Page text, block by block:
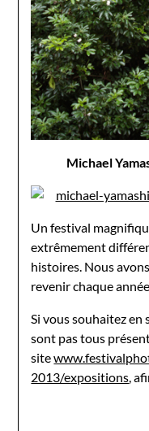
Michael
Un festival
extrêmement
histoires. Nous
revenir chaque
Si vous souhaitez en
sont pas tous
site
2013/expositions,